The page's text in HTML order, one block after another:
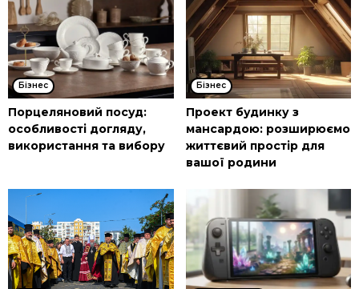
Бізнес
Порцеляновий посуд:
особливості догляду,
використання та вибору
Бізнес
Проект будинку з
мансардою: розширюємо
життєвий простір для
вашої родини